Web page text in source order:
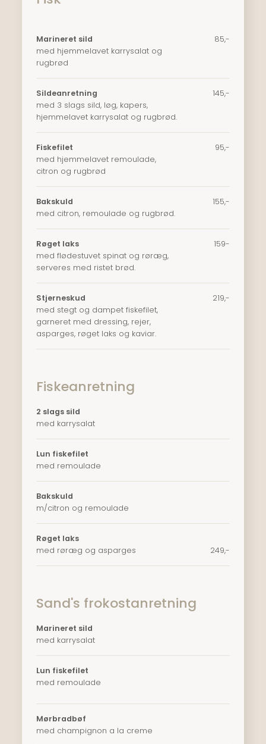
Marineret sild
med hjemmelavet karrysalat og
rugbrød
​85,-
Sildeanretning
med 3 slags sild, løg, kapers,
hjemmelavet karrysalat og rugbrød.
145,-
Fiskefilet
med hjemmelavet remoulade,
citron og rugbrød
​95,-
Bakskuld
med citron, remoulade og rugbrød.
​155,-
Røget laks
med flødestuvet spinat og røræg,
serveres med ristet brød.
​​159-
Stjerneskud
med stegt og dampet fiskefilet,
garneret med dressing, rejer,
asparges, røget laks og kaviar.
219,-
Fiskeanretning
2 slags sild
med karrysalat
Lun fiskefilet
med remoulade
Bakskuld
m/citron og remoulade
Røget laks
med røræg og asparges
249,-
Sand's frokostanretning
Marineret sild
med karrysalat
Lun fiskefilet
med remoulade
Mørbradbøf
med champignon a la creme